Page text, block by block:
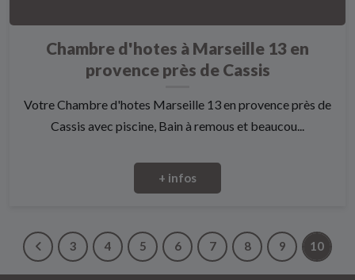
Chambre d'hotes à Marseille 13 en
provence près de Cassis
Votre Chambre d'hotes Marseille 13 en provence près de
Cassis avec piscine, Bain à remous et beaucou...
+ infos
3 4 5 6 7 8 9 10